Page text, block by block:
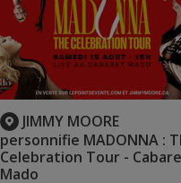
JIMMY MOORE
personnifie MADONNA :
Celebration Tour -
Mado